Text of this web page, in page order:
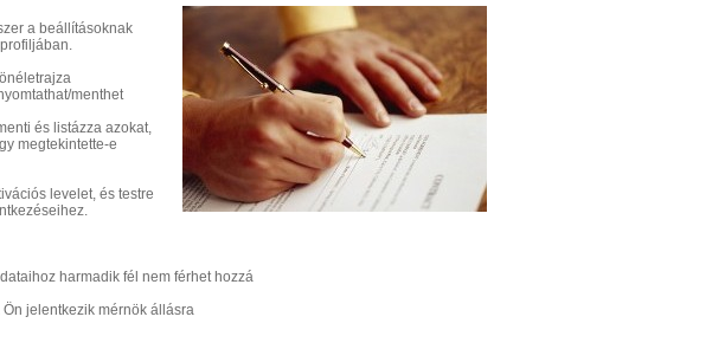
a beállításoknak
menthet
és listázza azokat,
megtekintette-e
levelet, és testre
harmadik fél nem férhet hozzá
jelentkezik mérnök állásra